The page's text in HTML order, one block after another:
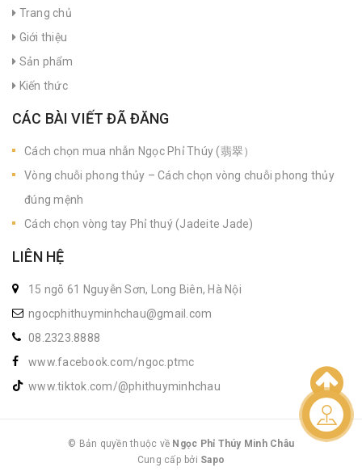
Trang chủ
Giới thiệu
Sản phẩm
Kiến thức
CÁC BÀI VIẾT ĐÃ ĐĂNG
Cách chọn mua nhẫn Ngọc Phỉ Thúy (翡翠）
Vòng chuỗi phong thủy – Cách chọn vòng chuỗi phong thủy
đúng mệnh
Cách chọn vòng tay Phỉ thuý (Jadeite Jade)
LIÊN HỆ
15 ngõ 61 Nguyễn Sơn, Long Biên, Hà Nội
ngocphithuyminhchau@gmail.com
08.2323.8888
www.facebook.com/ngoc.ptmc
www.tiktok.com/@phithuyminhchau
© Bản quyền thuộc về Ngọc Phỉ Thúy Minh Châu
|
Cung cấp bởi Sapo
Liên hệ